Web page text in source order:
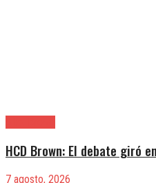
HCD Brown: El debate giró
7 agosto, 2026